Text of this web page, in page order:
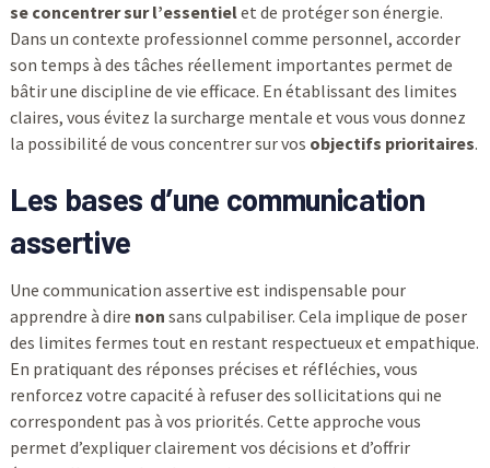
se concentrer sur l’essentielet de protéger son énergie.
Dans un contexte professionnel comme personnel, accorder
son temps à des tâches réellement importantes permet de
bâtir une discipline de vie efficace. En établissant des limites
claires, vous évitez la surcharge mentale et vous vous donnez
la possibilité de vous concentrer sur vos objectifs prioritaires.
Les bases d’une communication
assertive
Une communication assertive est indispensable pour
apprendre à dire non sans culpabiliser. Cela implique de poser
des limites fermes tout en restant respectueux et empathique.
En pratiquant des réponses précises et réfléchies, vous
renforcez votre capacité à refuser des sollicitations qui ne
correspondent pas à vos priorités. Cette approche vous
permet d’expliquer clairement vos décisions et d’offrir